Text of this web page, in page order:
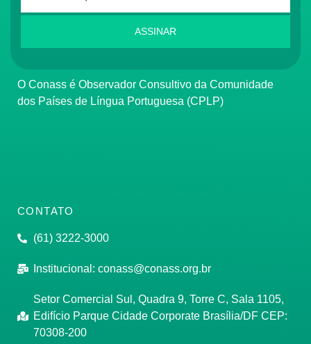
ASSINAR
O Conass é Observador Consultivo da Comunidade
dos Países de Língua Portuguesa (CPLP)
CONTATO
(61) 3222-3000
Institucional: conass@conass.org.br
Setor Comercial Sul, Quadra 9, Torre C, Sala 1105,
Edifício Parque Cidade Corporate Brasília/DF CEP:
70308-200